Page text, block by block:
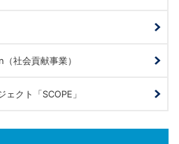
社会貢献事業）
クト「SCOPE」